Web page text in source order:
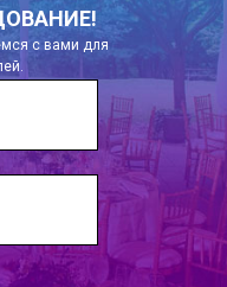
с вами для